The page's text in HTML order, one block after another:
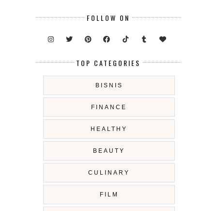
FOLLOW ON
TOP CATEGORIES
BISNIS
FINANCE
HEALTHY
BEAUTY
CULINARY
FILM